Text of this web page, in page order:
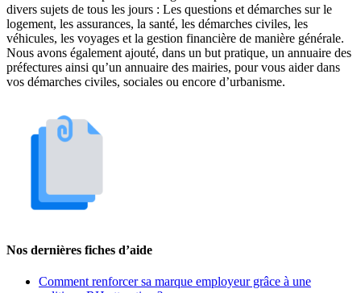
divers sujets de tous les jours : Les questions et démarches sur le
logement, les assurances, la santé, les démarches civiles, les
véhicules, les voyages et la gestion financière de manière générale.
Nous avons également ajouté, dans un but pratique, un annuaire des
préfectures ainsi qu’un annuaire des mairies, pour vous aider dans
vos démarches civiles, sociales ou encore d’urbanisme.
Nos dernières fiches d’aide
Comment renforcer sa marque employeur grâce à une